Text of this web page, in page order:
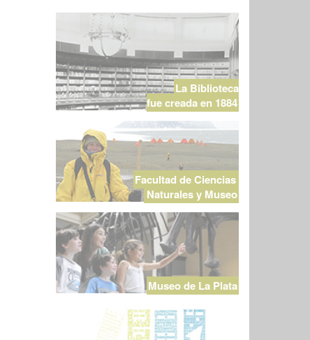
La Biblioteca
fue creada en 1884
Facultad de Ciencias
Naturales y Museo
Museo de La Plata